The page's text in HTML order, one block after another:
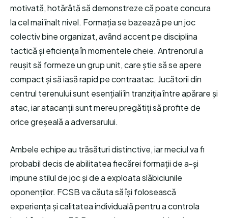
motivată, hotărâtă să demonstreze că poate concura
la cel mai înalt nivel. Formația se bazează pe un joc
colectiv bine organizat, având accent pe disciplina
tactică și eficiența în momentele cheie. Antrenorul a
reușit să formeze un grup unit, care știe să se apere
compact și să iasă rapid pe contraatac. Jucătorii din
centrul terenului sunt esențiali în tranziția între apărare și
atac, iar atacanții sunt mereu pregătiți să profite de
orice greșeală a adversarului.
Ambele echipe au trăsături distinctive, iar meciul va fi
probabil decis de abilitatea fiecărei formații de a-și
impune stilul de joc și de a exploata slăbiciunile
oponenților. FCSB va căuta să își folosească
experiența și calitatea individuală pentru a controla